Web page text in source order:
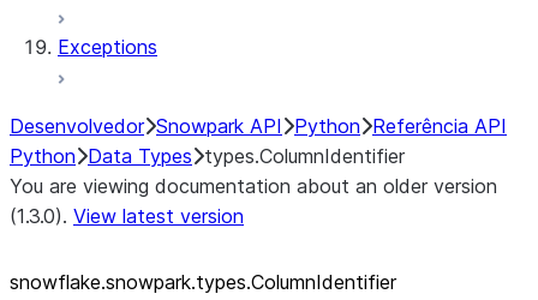
Exceptions
Desenvolvedor Snowpark API Python Referência API
Python Data Types types.ColumnIdentifier
You are viewing documentation about an older version
(1.3.0). View latest version
snowflake.snowpark.types.ColumnIdentifier